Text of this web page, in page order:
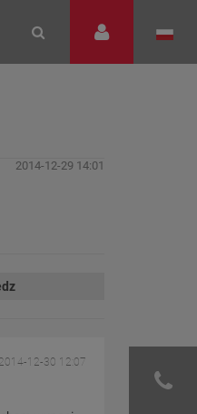
2014-12-29 14:01
2014-12-30 12:07